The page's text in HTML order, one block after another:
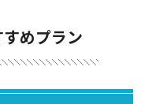
めプラン